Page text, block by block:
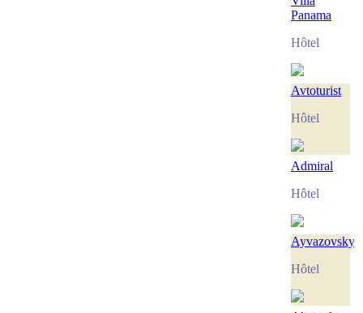
Panama
Hôtel
Avtoturist
Hôtel
Admiral
Hôtel
Ayvazovsky
Hôtel